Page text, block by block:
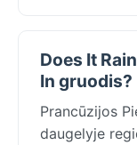
Does It
In gruodis?
Prancūzijos
daugelyje